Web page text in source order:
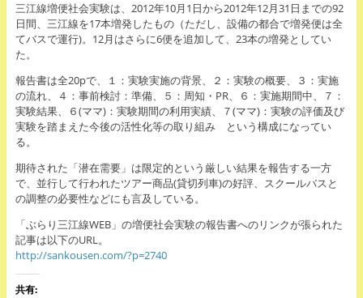
三江線増便社会実験は、2012年10月1日から2012年12月31日までの92
日間、三江線を17本増発したもの（ただし、設備の都合で増発便は全
てバスで運行)。12月はさらに6便を追加して、23本の増発としてい
た。
報告書は全20pで、１：実験実施の背景、２：実験の概要、３：実施
の流れ、４：事前検討：準備、５：周知・PR、６：実施期間中、７：
実験結果、６(ママ)：実験期間の利用実績、７(ママ)：実験の評価及び
実験を踏まえた今後の活性化等の取り組み という構成になってい
る。
期待された「潜在需要」は限定的という厳しい結果を報告する一方
で、並行して行われたツアー商品(貸切列車)の好評、スクールバスと
の調整の必要性などにも言及している。
「ぶらり三江線WEB」の増便社会実験の報告書へのリンクが張られた
記事は以下のURL。
http://sankousen.com/?p=2740
共有: